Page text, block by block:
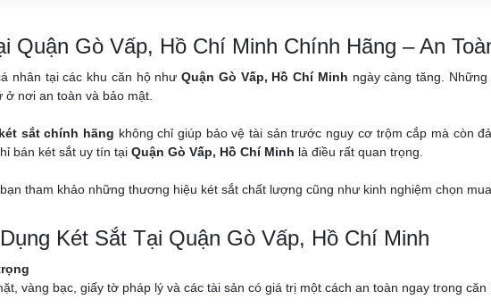
Quận Gò Vấp, Hồ Chí Minh Chính Hãng – An
nhân tại các khu căn hộ nhưQuận Gò Vấp, Hồ Chí Minh ngày càng tăng.
nơi an toàn và bảo mật.
két sắt chính hãng không chỉ giúp bảo vệ tài sản trước nguy cơ trộm cắp mà còn
bán két sắt uy tín tại Quận Gò Vấp, Hồ Chí Minh là điều rất quan trọng.
tham khảo những thương hiệu két sắt chất lượng cũng như kinh nghiệm chọn
Két Sắt Tại Quận Gò Vấp, Hồ Chí Minh
vàng bạc, giấy tờ pháp lý và các tài sản có giá trị một cách an toàn ngay trong căn